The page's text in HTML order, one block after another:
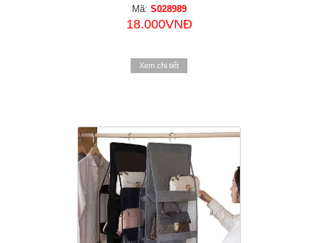
Mã: S028989
18.000VNĐ
Xem chi tiết